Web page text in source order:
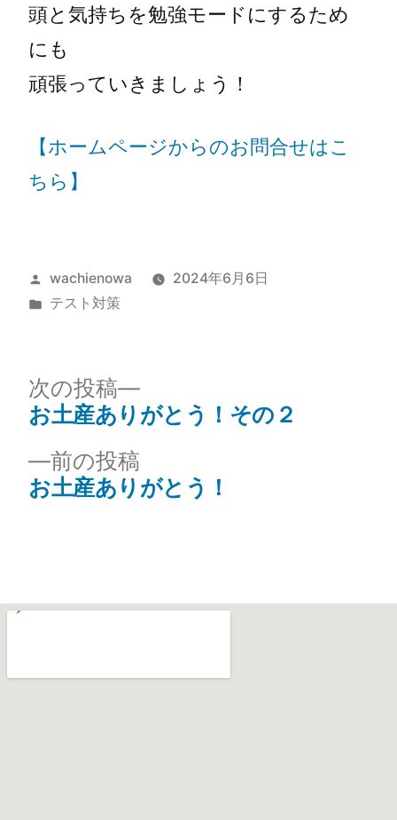
頭と気持ちを勉強モードにするため
にも
頑張っていきましょう！
【ホームページからのお問合せはこ
ちら】
wachienowa
2024年6月6日
テスト対策
前の投稿
お土産ありがとう！
次の投稿
お土産ありがとう！その２